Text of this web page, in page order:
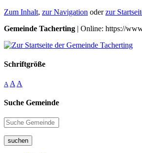
Zum Inhalt, zur Navigation oderzur
Gemeinde Tacherting | Online: https://
Schriftgröße
A A A
Suche Gemeinde
suchen